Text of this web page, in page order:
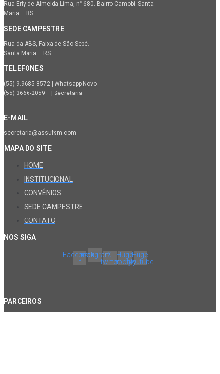
Rua Erly de Almeida Lima, n° 680. Bairro Camobi. Santa
Maria – RS
SEDE CAMPESTRE
Rua da ABS, Faixa de São Sepé.
Santa Maria – RS
TELEFONES
(55) 9.9685-8572 | Whatsapp Novo
(55) 3666-2059 | Secretaria
E-MAIL
secretaria@assufsm.com
MAPA DO SITE
HOME
INSTITUCIONAL
CONVÊNIOS
SEDE CAMPESTRE
CONTATO
NOS SIGA
Facebook-
f
InstagramX-
twitter
Huge-
spotify
Huge-
youtube
PARCEIROS